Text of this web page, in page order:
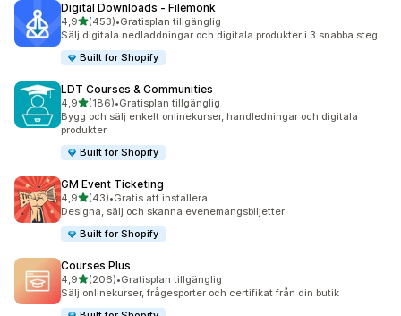
Digital Downloads ‑ Filemonk
4,9av 5 stjärnor
(453)
453 recensioner totalt
•Gratisplan tillgänglig
Sälj digitala nedladdningar och digitala produkter i 3 snabba steg
Built for Shopify
LDT Courses & Communities
4,9av 5 stjärnor
(186)
186 recensioner totalt
•Gratisplan tillgänglig
Bygg och sälj enkelt onlinekurser, handledningar och digitala
produkter
Built for Shopify
GM Event Ticketing
4,9av 5 stjärnor
(43)
43 recensioner totalt
•Gratis att installera
Designa, sälj och skanna evenemangsbiljetter
Built for Shopify
Courses Plus
4,9av 5 stjärnor
(206)
206 recensioner totalt
•Gratisplan tillgänglig
Sälj onlinekurser, frågesporter och certifikat från din butik